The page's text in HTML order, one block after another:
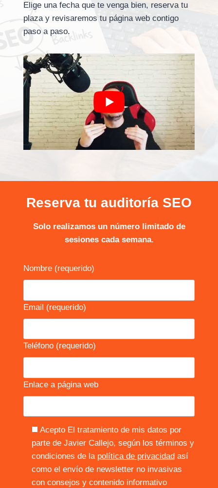
Elige una fecha que te venga bien, reserva tu
plaza y revisaremos tu página web contigo
paso a paso.
Reserva tu auditoría SEO
Solo realizamos un número limitado de
sesiones cada semana.
Nombre (requerido)
Email (requerido)
Teléfono (requerido)
Enlace a página web
Acepto El tratamiento de mis datos por
parte de Javier Callejo, según los términos y
condiciones de la política de privacidad así
como el envío de newsletter no invasivas
con consejos y contenido informativo